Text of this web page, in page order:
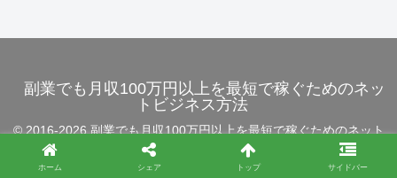
副業でも月収100万円以上を最短で稼ぐためのネッ
トビジネス方法
© 2016-2026 副業でも月収100万円以上を最短で稼ぐためのネット
ホーム シェア トップ サイドバー